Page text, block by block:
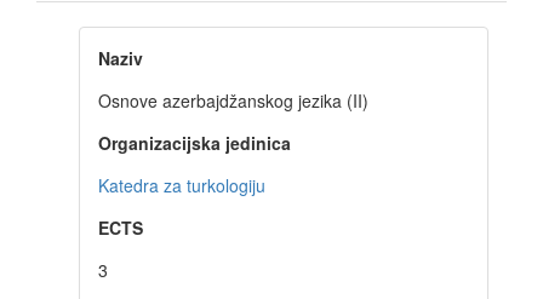
Naziv
Osnove azerbajdžanskog jezika (II)
Organizacijska jedinica
Katedra za turkologiju
ECTS
3